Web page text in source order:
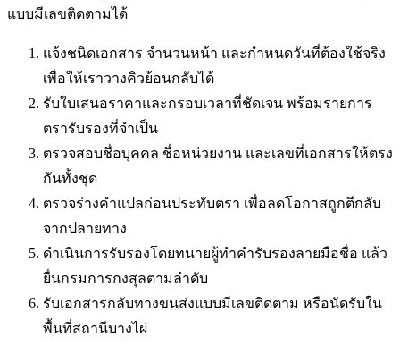
แบบมีเลขติดตามได้
แจ้งชนิดเอกสาร จำนวนหน้า และกำหนดวันที่ต้องใช้จริง
เพื่อให้เราวางคิวย้อนกลับได้
รับใบเสนอราคาและกรอบเวลาที่ชัดเจน พร้อมรายการ
ตรารับรองที่จำเป็น
ตรวจสอบชื่อบุคคล ชื่อหน่วยงาน และเลขที่เอกสารให้ตรง
กันทั้งชุด
ตรวจร่างคำแปลก่อนประทับตรา เพื่อลดโอกาสถูกตีกลับ
จากปลายทาง
ดำเนินการรับรองโดยทนายผู้ทำคำรับรองลายมือชื่อ แล้ว
ยื่นกรมการกงสุลตามลำดับ
รับเอกสารกลับทางขนส่งแบบมีเลขติดตาม หรือนัดรับใน
พื้นที่สถานีบางไผ่